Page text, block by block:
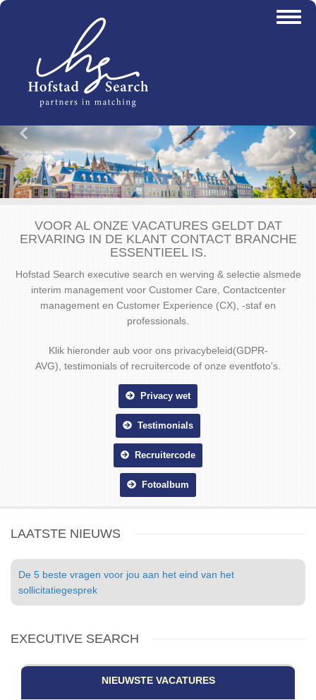
Overslaan
Vorige
VOOR AL ONZE VACATURES GELDT DAT
ERVARING IN DE KLANT CONTACT BRANCHE
ESSENTIEEL IS.
Hofstad Search executive search en werving & selectie alsmede
interim management voor Customer Care, Contactcenter
management en Customer Experience (CX), -staf en
professionals.
Klik hieronder aub voor ons privacybeleid(GDPR-
AVG), testimonials of recruitercode of onze eventfoto's.
Privacy wet
Testimonials
Recruitercode
Fotoalbum
LAATSTE NIEUWS
De 5 beste vragen voor jou aan het eind van het
sollicitatiegesprek
EXECUTIVE SEARCH
NIEUWSTE VACATURES